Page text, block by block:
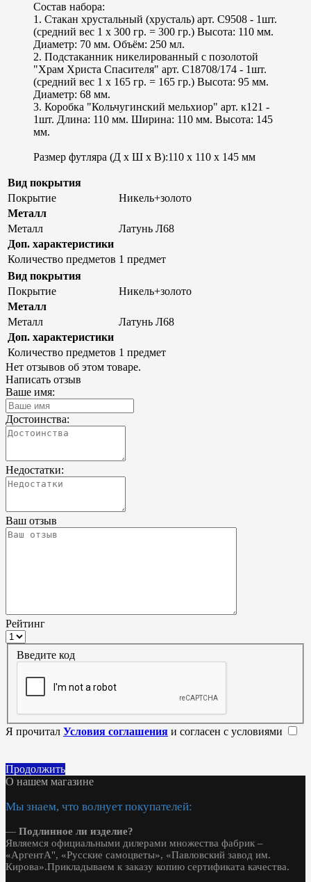
Состав набора:
1. Стакан хрустальный (хрусталь) арт. С9508 - 1шт.
(средний вес 1 х 300 гр. = 300 гр.) Высота: 110 мм.
Диаметр: 70 мм. Объём: 250 мл.
2. Подстаканник никелированный с позолотой
"Храм Христа Спасителя" арт. С18708/174 - 1шт.
(средний вес 1 х 165 гр. = 165 гр.) Высота: 95 мм.
Диаметр: 68 мм.
3. Коробка "Кольчугинский мельхиор" арт. к121 -
1шт. Длина: 110 мм. Ширина: 110 мм. Высота: 145
мм.
Размер футляра (Д х Ш х В):110 x 110 x 145 мм
Вид покрытия
Покрытие
Никель+золото
Металл
Металл
Латунь Л68
Доп. характеристики
Количество предметов 1 предмет
Вид покрытия
Покрытие
Никель+золото
Металл
Металл
Латунь Л68
Доп. характеристики
Количество предметов 1 предмет
Нет отзывов об этом товаре.
Написать отзыв
Ваше имя:
Достоинства:
Недостатки:
Ваш отзыв
Рейтинг
Введите код
Я прочитал Условия соглашения и согласен с условиями
Продолжить
О нашем магазине
Мы знаем, что волнует покупателей:
— Подлинное ли изделие?
Являемся официальными дилерами множества фабрик –
«АргентА", «Русские самоцветы», «Павловский завод им.
Кирова».Прикладываем к заказу копию сертификата качества.